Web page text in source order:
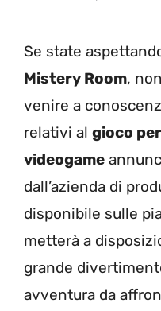
Se state
Mistery Room,
venire a
relativi al gioco
videogame
dall’azienda di
disponibile sulle
metterà a
grande
avventura da